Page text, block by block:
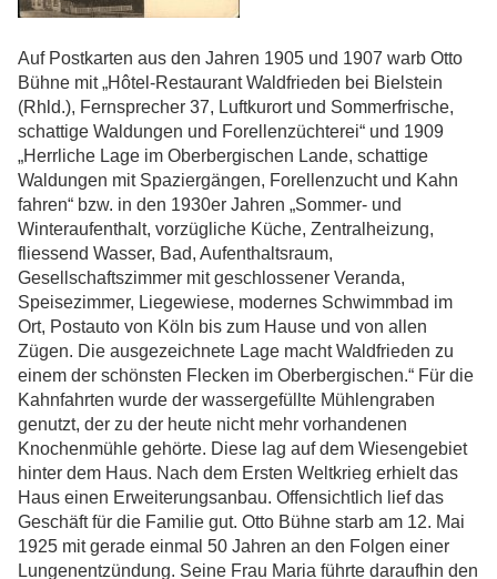
Auf Postkarten aus den Jahren 1905 und 1907 warb Otto
Bühne mit „Hôtel-Restaurant Waldfrieden bei Bielstein
(Rhld.), Fernsprecher 37, Luftkurort und Sommerfrische,
schattige Waldungen und Forellenzüchterei“ und 1909
„Herrliche Lage im Oberbergischen Lande, schattige
Waldungen mit Spaziergängen, Forellenzucht und Kahn
fahren“ bzw. in den 1930er Jahren „Sommer- und
Winteraufenthalt, vorzügliche Küche, Zentralheizung,
fliessend Wasser, Bad, Aufenthaltsraum,
Gesellschaftszimmer mit geschlossener Veranda,
Speisezimmer, Liegewiese, modernes Schwimmbad im
Ort, Postauto von Köln bis zum Hause und von allen
Zügen. Die ausgezeichnete Lage macht Waldfrieden zu
einem der schönsten Flecken im Oberbergischen.“ Für die
Kahnfahrten wurde der wassergefüllte Mühlengraben
genutzt, der zu der heute nicht mehr vorhandenen
Knochenmühle gehörte. Diese lag auf dem Wiesengebiet
hinter dem Haus. Nach dem Ersten Weltkrieg erhielt das
Haus einen Erweiterungsanbau. Offensichtlich lief das
Geschäft für die Familie gut. Otto Bühne starb am 12. Mai
1925 mit gerade einmal 50 Jahren an den Folgen einer
Lungenentzündung. Seine Frau Maria führte daraufhin den